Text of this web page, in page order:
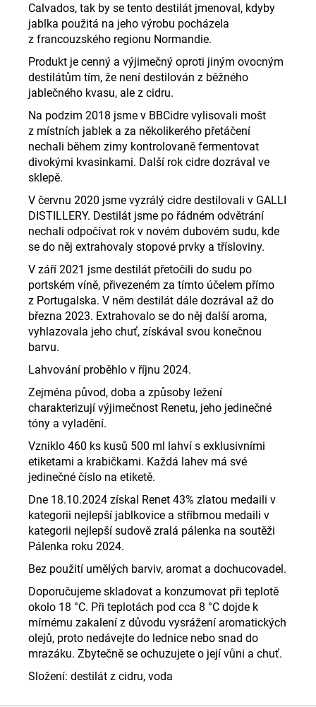
Calvados, tak by se tento destilát jmenoval, kdyby
jablka použitá na jeho výrobu pocházela
z francouzského regionu Normandie.
Produkt je cenný a výjimečný oproti jiným ovocným
destilátům tím, že není destilován z běžného
jablečného kvasu, ale z cidru.
Na podzim 2018 jsme v BBCidre vylisovali mošt
z místních jablek a za několikerého přetáčení
nechali během zimy kontrolovaně fermentovat
divokými kvasinkami. Další rok cidre dozrával ve
sklepě.
V červnu 2020 jsme vyzrálý cidre destilovali v GALLI
DISTILLERY. Destilát jsme po řádném odvětrání
nechali odpočívat rok v novém dubovém sudu, kde
se do něj extrahovaly stopové prvky a třísloviny.
V září 2021 jsme destilát přetočili do sudu po
portském víně, přivezeném za tímto účelem přímo
z Portugalska. V něm destilát dále dozrával až do
března 2023. Extrahovalo se do něj další aroma,
vyhlazovala jeho chuť, získával svou konečnou
barvu.
Lahvování proběhlo v říjnu 2024.
Zejména původ, doba a způsoby ležení
charakterizují výjimečnost Renetu, jeho jedinečné
tóny a vyladění.
Vzniklo 460 ks kusů 500 ml lahví s exklusivními
etiketami a krabičkami. Každá lahev má své
jedinečné číslo na etiketě.
Dne 18.10.2024 získal Renet 43% zlatou medaili v
kategorii nejlepší jablkovice a stříbrnou medaili v
kategorii nejlepší sudově zralá pálenka na soutěži
Pálenka roku 2024.
Bez použití umělých barviv, aromat a dochucovadel.
Doporučujeme skladovat a konzumovat při teplotě
okolo 18 °C. Při teplotách pod cca 8 °C dojde k
mírnému zakalení z důvodu vysrážení aromatických
olejů, proto nedávejte do lednice nebo snad do
mrazáku. Zbytečně se ochuzujete o její vůni a chuť.
Složení: destilát z cidru, voda